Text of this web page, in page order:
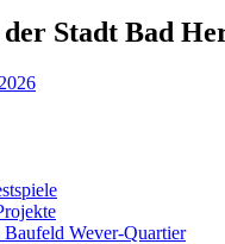
Stadt Bad
Baufeld Wever-Quartier